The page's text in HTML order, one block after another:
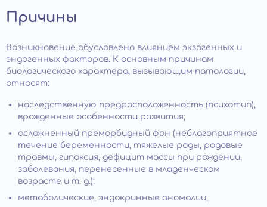
Причины
Возникновение обусловлено влиянием экзогенных и
эндогенных факторов. К основным причинам
биологического характера, вызывающим патологии,
относят:
наследственную предрасположенность (психотип),
врожденные особенности развития;
осложненный преморбидный фон (неблагоприятное
течение беременности, тяжелые роды, родовые
травмы, гипоксия, дефицит массы при рождении,
заболевания, перенесенные в младенческом
возрасте и т. д.);
метаболические, эндокринные аномалии;